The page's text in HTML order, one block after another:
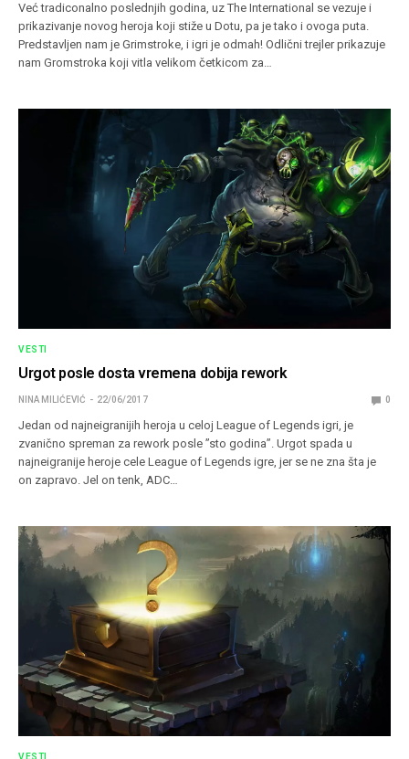
Već tradiconalno poslednjih godina, uz The International se vezuje i
prikazivanje novog heroja koji stiže u Dotu, pa je tako i ovoga puta.
Predstavljen nam je Grimstroke, i igri je odmah! Odlični trejler prikazuje
nam Gromstroka koji vitla velikom četkicom za…
VESTI
Urgot posle dosta vremena dobija rework
NINA MILIĆEVIĆ 22/06/2017 0
Jedan od najneigranijih heroja u celoj League of Legends igri, je
zvanično spreman za rework posle ’’sto godina’’. Urgot spada u
najneigranije heroje cele League of Legends igre, jer se ne zna šta je
on zapravo. Jel on tenk, ADC…
VESTI